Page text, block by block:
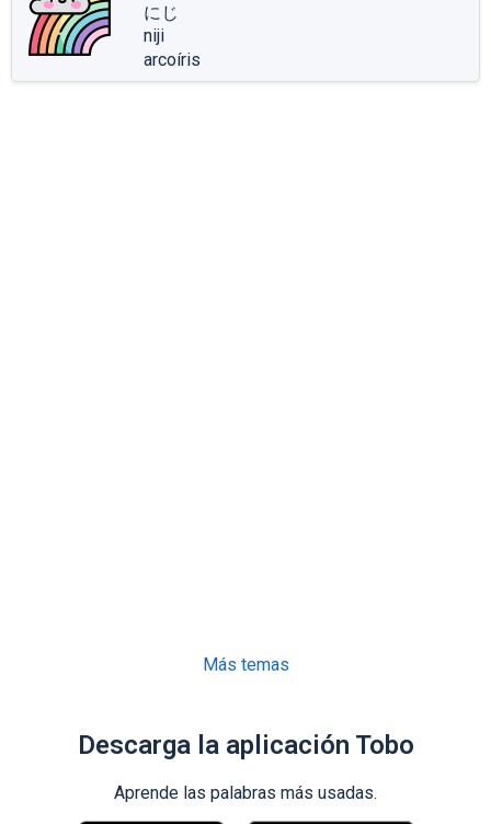
にじ
niji
arcoíris
Más temas
Descarga la aplicación Tobo
Aprende las palabras más usadas.